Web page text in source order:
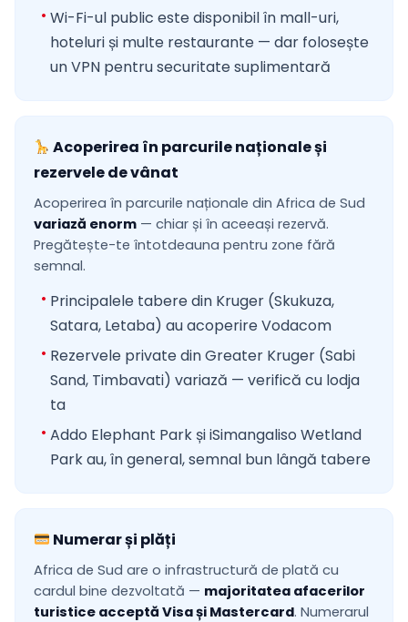
Wi-Fi-ul public este disponibil în mall-uri,
hoteluri și multe restaurante — dar folosește
un VPN pentru securitate suplimentară
Acoperirea în parcurile naționale și
rezervele de vânat
Acoperirea în parcurile naționale din Africa de Sud
variază enorm — chiar și în aceeași rezervă.
Pregătește-te întotdeauna pentru zone fără
semnal.
Principalele tabere din Kruger (Skukuza,
Satara, Letaba) au acoperire Vodacom
Rezervele private din Greater Kruger (Sabi
Sand, Timbavati) variază — verifică cu lodja
ta
Addo Elephant Park și iSimangaliso Wetland
Park au, în general, semnal bun lângă tabere
Numerar și plăți
Africa de Sud are o infrastructură de plată cu
cardul bine dezvoltată — majoritatea afacerilor
turistice acceptă Visa și Mastercard. Numerarul